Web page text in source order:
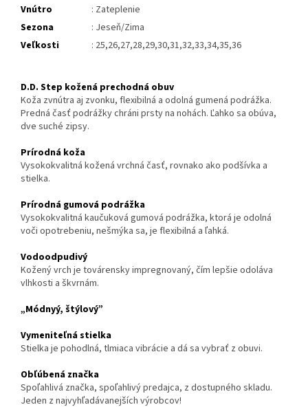
Vnútro
: Zateplenie
Sezona
: Jeseň/Zima
Veľkosti
: 25,26,27,28,29,30,31,32,33,34,35,36
D.D. Step kožená prechodná obuv
Koža zvnútra aj zvonku, flexibilná a odolná gumená podrážka.
Predná časť podrážky chráni prsty na nohách. Ľahko sa obúva,
dve suché zipsy.
Prírodná koža
Vysokokvalitná kožená vrchná časť, rovnako ako podšívka a
stielka.
Prírodná gumová podrážka
Vysokokvalitná kaučuková gumová podrážka, ktorá je odolná
voči opotrebeniu, nešmýka sa, je flexibilná a ľahká.
Vodoodpudivý
Kožený vrch je továrensky impregnovaný, čím lepšie odoláva
vlhkosti a škvrnám.
„Módnyý, štýlový”
Vymeniteľná stielka
Stielka je pohodlná, tlmiaca vibrácie a dá sa vybrať z obuvi.
Obľúbená značka
Spoľahlivá značka, spoľahlivý predajca, z dostupného skladu.
Jeden z najvyhľadávanejších výrobcov!